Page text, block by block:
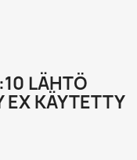
LÄHTÖ
EX KÄYTETTY